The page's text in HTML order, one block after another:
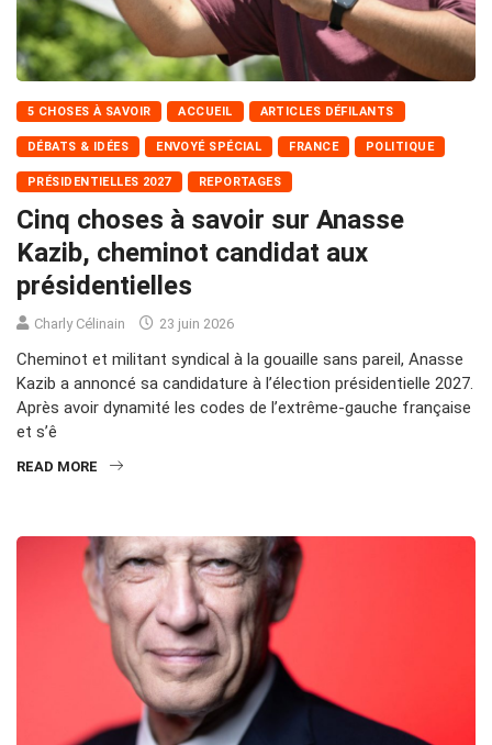
5 CHOSES À SAVOIR ACCUEIL ARTICLES DÉFILANTS
DÉBATS & IDÉES ENVOYÉ SPÉCIAL FRANCE POLITIQUE
PRÉSIDENTIELLES 2027 REPORTAGES
Cinq choses à savoir sur Anasse
Kazib, cheminot candidat aux
présidentielles
Charly Célinain 23 juin 2026
Cheminot et militant syndical à la gouaille sans pareil, Anasse
Kazib a annoncé sa candidature à l’élection présidentielle 2027.
Après avoir dynamité les codes de l’extrême-gauche française
et s’ê
READ MORE